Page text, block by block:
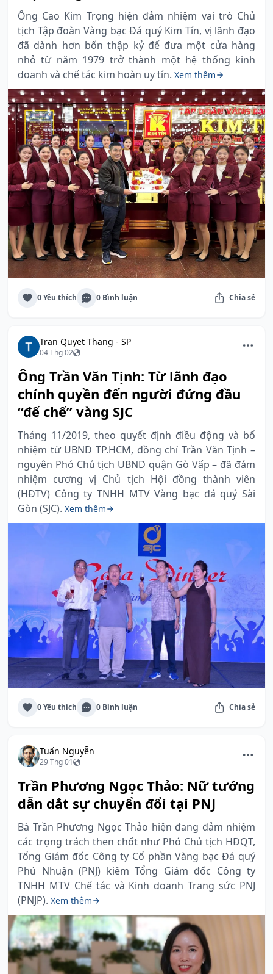
Ông Cao Kim Trọng hiện đảm nhiệm vai trò Chủ
tịch Tập đoàn Vàng bạc Đá quý Kim Tín, vị lãnh đạo
đã dành hơn bốn thập kỷ để đưa một cửa hàng
nhỏ từ năm 1979 trở thành một hệ thống kinh
doanh và chế tác kim hoàn uy tín. Xem thêm
0 Yêu thích 0 Bình luận Chia sẻ
Tran Quyet Thang - SP
04 Thg 02
Ông Trần Văn Tịnh: Từ lãnh đạo
chính quyền đến người đứng đầu
“đế chế” vàng SJC
Tháng 11/2019, theo quyết định điều động và bổ
nhiệm từ UBND TP.HCM, đồng chí Trần Văn Tịnh –
nguyên Phó Chủ tịch UBND quận Gò Vấp – đã đảm
nhiệm cương vị Chủ tịch Hội đồng thành viên
(HĐTV) Công ty TNHH MTV Vàng bạc đá quý Sài
Gòn (SJC). Xem thêm
0 Yêu thích 0 Bình luận Chia sẻ
Tuấn Nguyễn
29 Thg 01
Trần Phương Ngọc Thảo: Nữ tướng
dẫn dắt sự chuyển đổi tại PNJ
Bà Trần Phương Ngọc Thảo hiện đang đảm nhiệm
các trọng trách then chốt như Phó Chủ tịch HĐQT,
Tổng Giám đốc Công ty Cổ phần Vàng bạc Đá quý
Phú Nhuận (PNJ) kiêm Tổng Giám đốc Công ty
TNHH MTV Chế tác và Kinh doanh Trang sức PNJ
(PNJP). Xem thêm